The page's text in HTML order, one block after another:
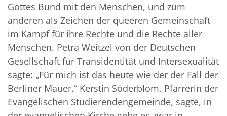
Gottes Bund mit den Menschen, und zum
anderen als Zeichen der queeren Gemeinschaft
im Kampf für ihre Rechte und die Rechte aller
Menschen. Petra Weitzel von der Deutschen
Gesellschaft für Transidentität und Intersexualität
sagte: „Für mich ist das heute wie der der Fall der
Berliner Mauer.“ Kerstin Söderblom, Pfarrerin der
Evangelischen Studierendengemeinde, sagte, in